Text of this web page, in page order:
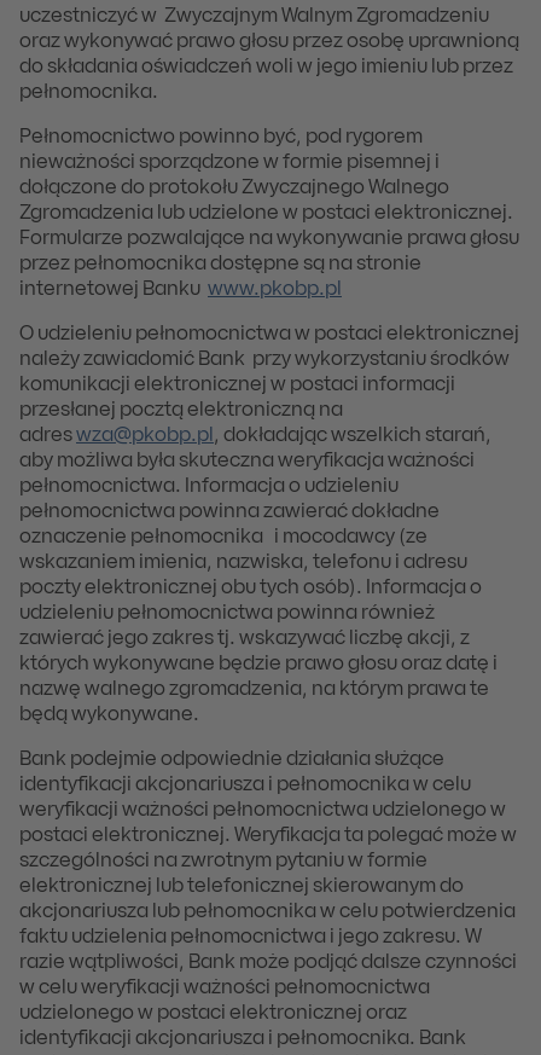
uczestniczyć w Zwyczajnym Walnym Zgromadzeniu
oraz wykonywać prawo głosu przez osobę uprawnioną
do składania oświadczeń woli w jego imieniu lub przez
pełnomocnika.
Pełnomocnictwo powinno być, pod rygorem
nieważności sporządzone w formie pisemnej i
dołączone do protokołu Zwyczajnego Walnego
Zgromadzenia lub udzielone w postaci elektronicznej.
Formularze pozwalające na wykonywanie prawa głosu
przez pełnomocnika dostępne są na stronie
internetowej Banku www.pkobp.pl
O udzieleniu pełnomocnictwa w postaci elektronicznej
należy zawiadomić Bank przy wykorzystaniu środków
komunikacji elektronicznej w postaci informacji
przesłanej pocztą elektroniczną na
adres wza@pkobp.pl , dokładając wszelkich starań,
aby możliwa była skuteczna weryfikacja ważności
pełnomocnictwa. Informacja o udzieleniu
pełnomocnictwa powinna zawierać dokładne
oznaczenie pełnomocnika i mocodawcy (ze
wskazaniem imienia, nazwiska, telefonu i adresu
poczty elektronicznej obu tych osób). Informacja o
udzieleniu pełnomocnictwa powinna również
zawierać jego zakres tj. wskazywać liczbę akcji, z
których wykonywane będzie prawo głosu oraz datę i
nazwę walnego zgromadzenia, na którym prawa te
będą wykonywane.
Bank podejmie odpowiednie działania służące
identyfikacji akcjonariusza i pełnomocnika w celu
weryfikacji ważności pełnomocnictwa udzielonego w
postaci elektronicznej. Weryfikacja ta polegać może w
szczególności na zwrotnym pytaniu w formie
elektronicznej lub telefonicznej skierowanym do
akcjonariusza lub pełnomocnika w celu potwierdzenia
faktu udzielenia pełnomocnictwa i jego zakresu. W
razie wątpliwości, Bank może podjąć dalsze czynności
w celu weryfikacji ważności pełnomocnictwa
udzielonego w postaci elektronicznej oraz
identyfikacji akcjonariusza i pełnomocnika. Bank